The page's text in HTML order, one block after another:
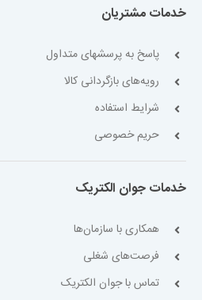
خدمات مشتریان
پاسخ به پرسشهای متداول
رویه‌های بازگردانی کالا
شرایط استفاده
حریم خصوصی
خدمات جوان الکتریک
همکاری با سازمان‌ها
فرصت‌های شغلی
تماس با جوان الکتریک